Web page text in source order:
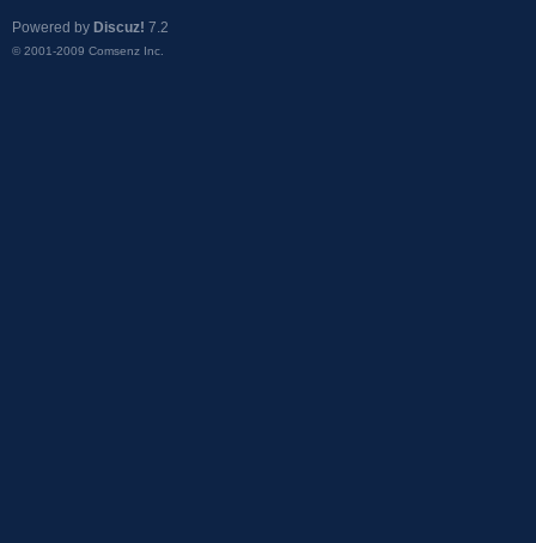
Powered by Discuz! 7.2
© 2001-2009 Comsenz Inc.